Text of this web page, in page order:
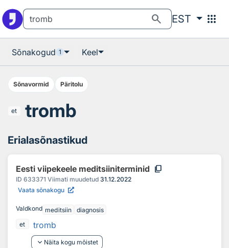
search EST apps
Sõnakogud 1 Keel
Sõnavormid Päritolu
et tromb
Erialasõnastikud
Eesti viipekeele meditsiiniterminid content_copy
ID 633371 Viimati muudetud 31.12.2022
Vaata sõnakogu
Valdkond meditsiin
diagnosis
et
tromb
keyboard_arrow_down Näita kogu mõistet